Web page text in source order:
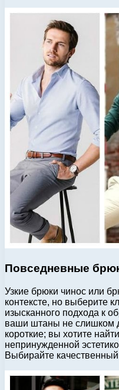
Повседневные
Узкие брюки чинос или
контексте, но выберите
изысканного подхода к
ваши штаны не слишком
короткие; вы хотите
непринужденной
Выбирайте